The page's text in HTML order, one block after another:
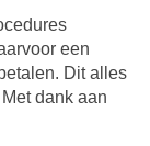
een
Dit alles
dank aan